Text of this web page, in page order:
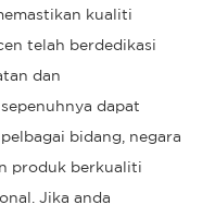
kualiti
telah berdedikasi
dan
dapat
bidang, negara
produk berkualiti
Jika anda